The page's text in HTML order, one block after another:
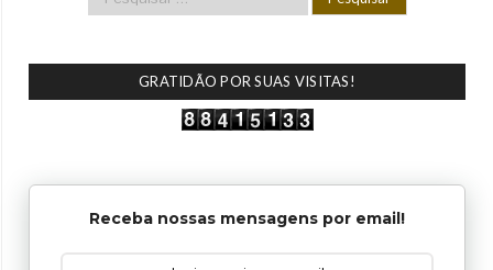
GRATIDÃO POR SUAS VISITAS!
Receba nossas mensagens por email!